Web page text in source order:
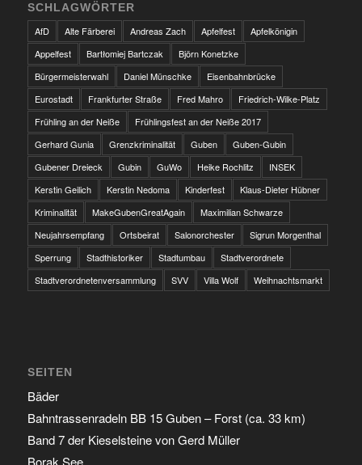
SCHLAGWÖRTER
AfD
Alte Färberei Andreas Zach Apfelfest
Apfelkönigin
Appelfest
Bartłomiej Bartczak
Björn Konetzke
Bürgermeisterwahl
Daniel Münschke
Eisenbahnbrücke
Eurostadt
Frankfurter Straße Fred Mahro
Friedrich-Wilke-Platz
Frühling an der Neiße
Frühlingsfest an der Neiße 2017
Gerhard Gunia
Grenzkriminalität Guben
Guben-Gubin
Gubener Dreieck
Gubin GuWo Heike Rochlitz
INSEK
Kerstin Geilich
Kerstin Nedoma Kinderfest
Klaus-Dieter Hübner
Kriminalität
MakeGubenGreatAgain
Maximilian Schwarze
Neujahrsempfang
Ortsbeirat Salonorchester
Sigrun Morgenthal
Sperrung
Stadthistoriker Stadtumbau
Stadtverordnete
Stadtverordnetenversammlung
SVV Villa Wolf Weihnachtsmarkt
SEITEN
Bäder
Bahntrassenradeln BB 15 Guben – Forst (ca. 33 km)
Band 7 der Kieselsteine von Gerd Müller
Borak See